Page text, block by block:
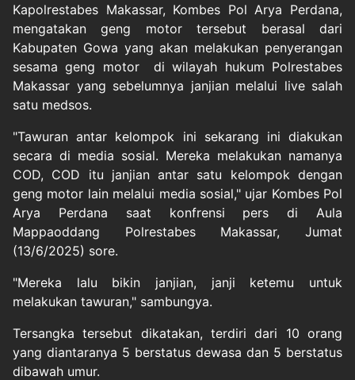
Kapolrestabes Makassar, Kombes Pol Arya Perdana,
mengatakan geng motor tersebut berasal dari
Kabupaten Gowa yang akan melakukan penyerangan
sesama geng motor di wilayah hukum Polrestabes
Makassar yang sebelumnya janjian melalui live salah
satu medsos.
"Tawuran antar kelompok ini sekarang ini diakukan
secara di media sosial. Mereka melakukan namanya
COD, COD itu janjian antar satu kelompok dengan
geng motor lain melalui media sosial," ujar Kombes Pol
Arya Perdana saat konfrensi pers di Aula
Mappaoddang Polrestabes Makassar, Jumat
(13/6/2025) sore.
"Mereka lalu bikin janjian, janji ketemu untuk
melakukan tawuran," sambungya.
Tersangka tersebut dikatakan, terdiri dari 10 orang
yang diantaranya 5 berstatus dewasa dan 5 berstatus
dibawah umur.